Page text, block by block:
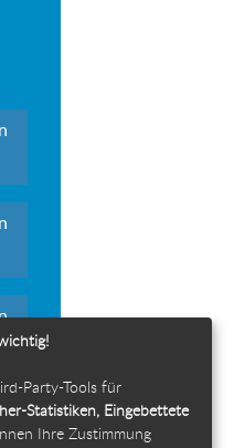
Party-Tools für
Statistiken, Eingebettete
Ihre Zustimmung